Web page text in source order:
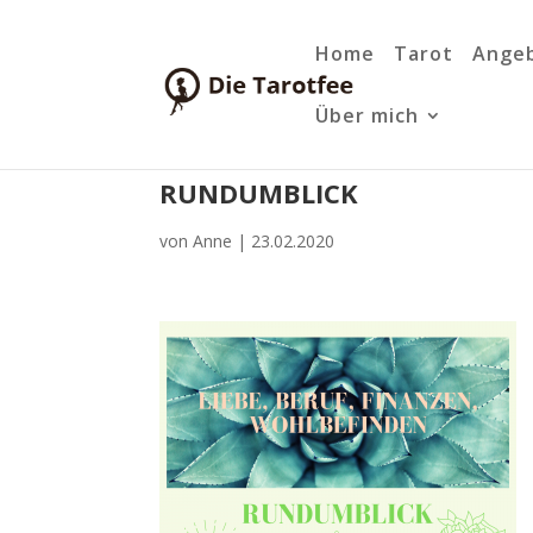
Home Tarot
Über mich
RUNDUMBLICK
vonAnne | 23.02.2020